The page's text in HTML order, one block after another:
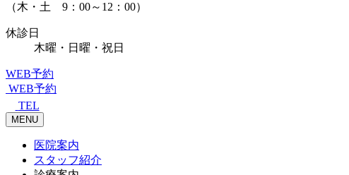
（木・土 9：00～12：00）
休診日
木曜・日曜・祝日
WEB予約
WEB予約
TEL
MENU
医院案内
スタッフ紹介